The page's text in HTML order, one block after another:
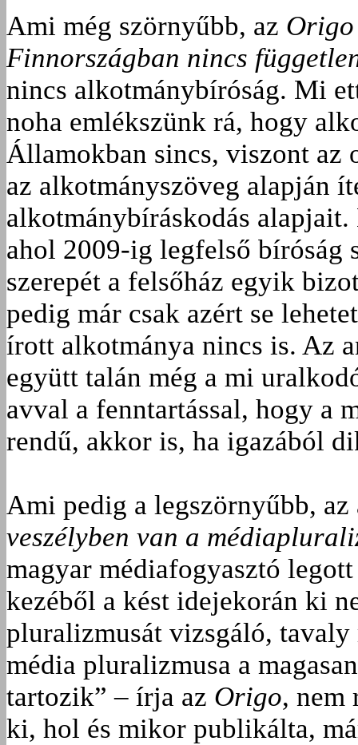
Ami még szörnyűbb, az Origo
Finnországban nincs
nincs alkotmánybíróság. Mi
noha emlékszünk rá, hogy
Államokban sincs, viszont az
az alkotmányszöveg alapján
alkotmánybíráskodás
ahol 2009-ig legfelső
szerepét a felsőház egyik
pedig már csak azért se
írott alkotmánya nincs is. Az
együtt talán még a mi
avval a fenntartással, hogy a
rendű, akkor is, ha igazából
Ami pedig a legszörnyűbb,
veszélyben van a
magyar médiafogyasztó
kezéből a kést idejekorán ki
pluralizmusát vizsgáló,
média pluralizmusa a
tartozik” – írja az Origo, nem
ki, hol és mikor publikálta,